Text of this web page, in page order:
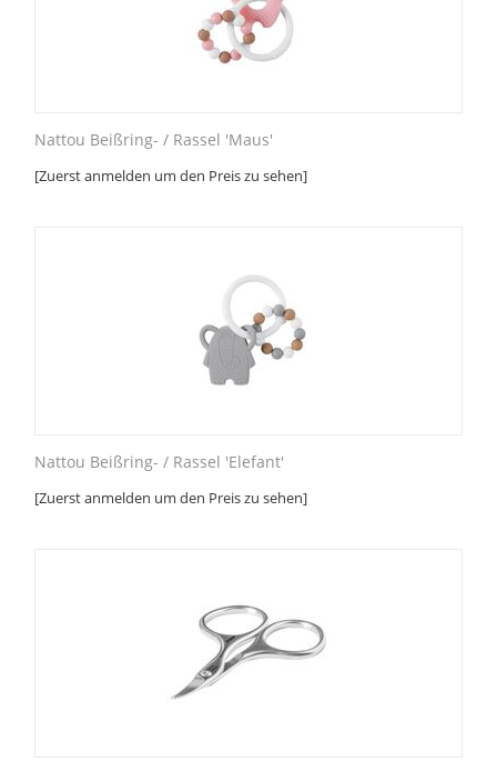
Nattou Beißring- / Rassel 'Maus'
[Zuerst anmelden um den Preis zu sehen]
Nattou Beißring- / Rassel 'Elefant'
[Zuerst anmelden um den Preis zu sehen]